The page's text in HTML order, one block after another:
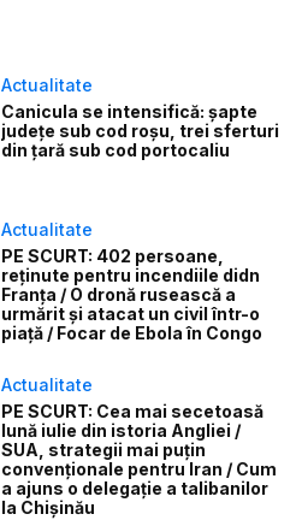
Actualitate
Canicula se intensifică: șapte
județe sub cod roșu, trei sferturi
din țară sub cod portocaliu
Actualitate
PE SCURT: 402 persoane,
reținute pentru incendiile didn
Franța / O dronă rusească a
urmărit și atacat un civil într-o
piață / Focar de Ebola în Congo
Actualitate
PE SCURT: Cea mai secetoasă
lună iulie din istoria Angliei /
SUA, strategii mai puțin
convenționale pentru Iran / Cum
a ajuns o delegație a talibanilor
la Chișinău